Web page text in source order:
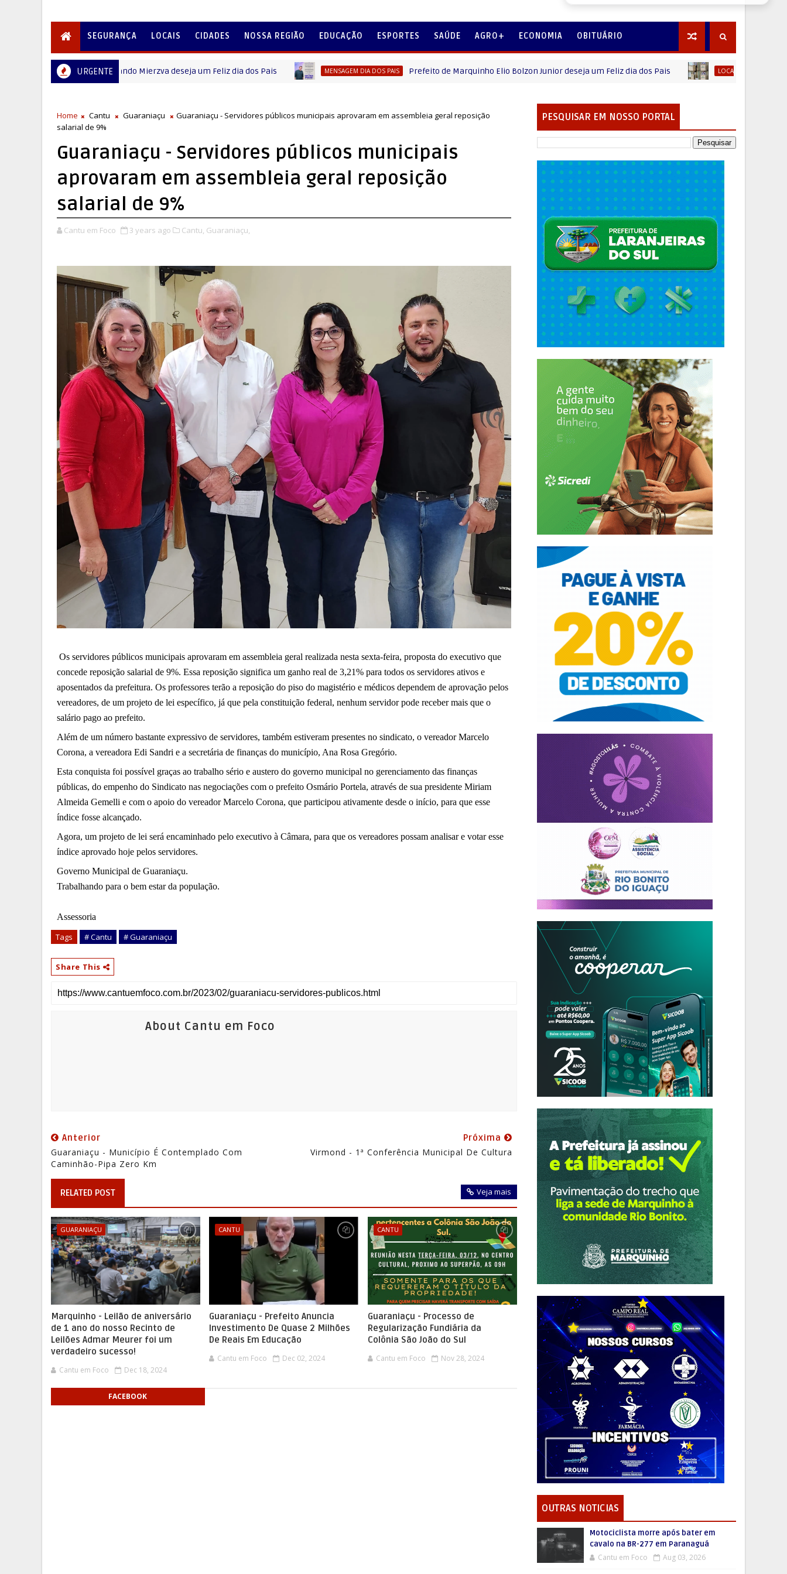
SEGURANÇA LOCAIS CIDADES NOSSA REGIÃO EDUCAÇÃO ESPORTES SAÚDE AGRO+ ECONOMIA OBITUÁRIO
URGENTE
de Virmond Fernando Mierzva deseja um Feliz dia dos Pais MENSAGEM DIA DOS PAIS Prefeito de Marquinho Elio Bolzon Junior deseja um Feliz dia dos Pais LOCAIS Dia C 2026 da
Home Cantu Guaraniaçu
Guaraniaçu - Servidores públicos municipais aprovaram em assembleia geral reposição
salarial de 9%
Guaraniaçu - Servidores públicos municipais
aprovaram em assembleia geral reposição
salarial de 9%
Cantu em Foco 3 years ago Cantu, Guaraniaçu,
Os servidores públicos municipais aprovaram em assembleia geral realizada nesta sexta-feira, proposta do executivo que
concede reposição salarial de 9%. Essa reposição significa um ganho real de 3,21% para todos os servidores ativos e
aposentados da prefeitura. Os professores terão a reposição do piso do magistério e médicos dependem de aprovação pelos
salário pago ao prefeito.
Além de um número bastante expressivo de servidores, também estiveram presentes no sindicato, o vereador Marcelo
Corona, a vereadora Edi Sandri e a secretária de finanças do município, Ana Rosa Gregório.
Esta conquista foi possível graças ao trabalho sério e austero do governo municipal no gerenciamento das finanças
públicas, do empenho do Sindicato nas negociações com o prefeito Osmário Portela, através de sua presidente Miriam
Almeida Gemelli e com o apoio do vereador Marcelo Corona, que participou ativamente desde o início, para que esse
índice fosse alcançado.
Agora, um projeto de lei será encaminhado pelo executivo à Câmara, para que os vereadores possam analisar e votar esse
índice aprovado hoje pelos servidores.
Governo Municipal de Guaraniaçu.
Trabalhando para o bem estar da população.
Assessoria
Tags # Cantu # Guaraniaçu
Share This
About Cantu em Foco
Anterior
Guaraniaçu - Município É Contemplado Com
Caminhão-Pipa Zero Km
Próxima
Virmond - 1ª Conferência Municipal De Cultura
RELATED POST Veja mais
GUARANIAÇU
Marquinho - Leilão de aniversário
de 1 ano do nosso Recinto de
Leilões Admar Meurer foi um
verdadeiro sucesso!
Cantu em Foco Dec 18, 2024
CANTU
Guaraniaçu - Prefeito Anuncia
Investimento De Quase 2 Milhões
De Reais Em Educação
Cantu em Foco Dec 02, 2024
CANTU
Guaraniaçu - Processo de
Regularização Fundiária da
Colônia São João do Sul
Cantu em Foco Nov 28, 2024
FACEBOOK
PESQUISAR EM NOSSO PORTAL
OUTRAS NOTICIAS
Motociclista morre após bater em
cavalo na BR-277 em Paranaguá
Cantu em Foco Aug 03, 2026